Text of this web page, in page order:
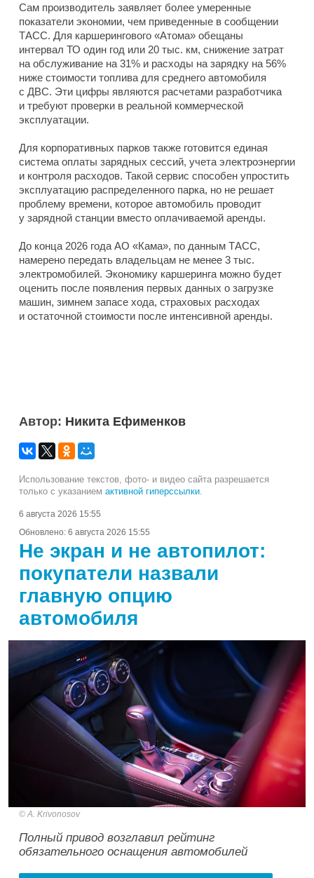
Сам производитель заявляет более умеренные
показатели экономии, чем приведенные в сообщении
ТАСС. Для каршерингового «Атома» обещаны
интервал ТО один год или 20 тыс. км, снижение затрат
на обслуживание на 31% и расходы на зарядку на 56%
ниже стоимости топлива для среднего автомобиля
с ДВС. Эти цифры являются расчетами разработчика
и требуют проверки в реальной коммерческой
эксплуатации.
Для корпоративных парков также готовится единая
система оплаты зарядных сессий, учета электроэнергии
и контроля расходов. Такой сервис способен упростить
эксплуатацию распределенного парка, но не решает
проблему времени, которое автомобиль проводит
у зарядной станции вместо оплачиваемой аренды.
До конца 2026 года АО «Кама», по данным ТАСС,
намерено передать владельцам не менее 3 тыс.
электромобилей. Экономику каршеринга можно будет
оценить после появления первых данных о загрузке
машин, зимнем запасе хода, страховых расходах
и остаточной стоимости после интенсивной аренды.
Автор: Никита Ефименков
Использование текстов, фото- и видео сайта разрешается
только с указанием активной гиперссылки.
6 августа 2026 15:55
Обновлено: 6 августа 2026 15:55
Не экран и не автопилот:
покупатели назвали
главную опцию
автомобиля
A. Krivonosov
Полный привод возглавил рейтинг
обязательного оснащения автомобилей